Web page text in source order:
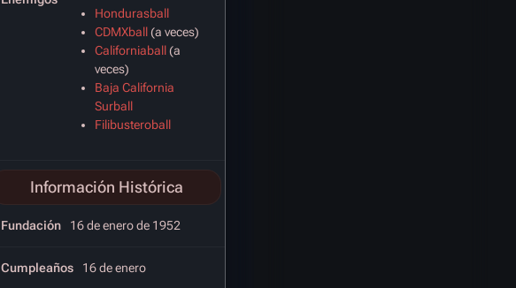
Hondurasball
CDMXball(a veces)
Californiaball(a
veces)
Baja California
Surball
Filibusteroball
Información Histórica
Fundación 16 de enero de 1952
Cumpleaños 16 de enero